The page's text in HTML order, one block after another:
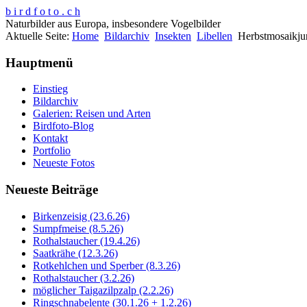
b i r d f o t o . c h
Naturbilder aus Europa, insbesondere Vogelbilder
Aktuelle Seite: Home Bildarchiv Insekten Libellen
Hauptmenü
Einstieg
Bildarchiv
Galerien: Reisen und Arten
Birdfoto-Blog
Kontakt
Portfolio
Neueste Fotos
Neueste Beiträge
Birkenzeisig (23.6.26)
Sumpfmeise (8.5.26)
Rothalstaucher (19.4.26)
Saatkrähe (12.3.26)
Rotkehlchen und Sperber (8.3.26)
Rothalstaucher (3.2.26)
möglicher Taigazilpzalp (2.2.26)
Ringschnabelente (30.1.26 + 1.2.26)